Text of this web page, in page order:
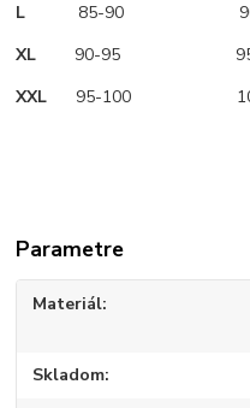
L 85-90 90-
XL 90-95 95-
XXL 95-100 100-
Parametre
Materiál
Skladom